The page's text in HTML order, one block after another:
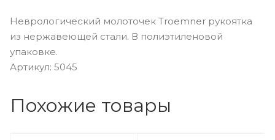
Неврологический молоточек Troemner рукоятка
из нержавеющей стали. В полиэтиленовой
упаковке.
Артикул: 5045
Похожие товары